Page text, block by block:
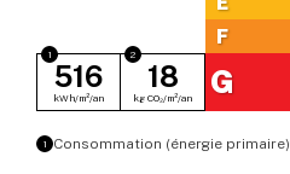
F
G
516
kWh/m²/an
18
kg CO₂/m²/an
1 Consommation (énergie primaire)